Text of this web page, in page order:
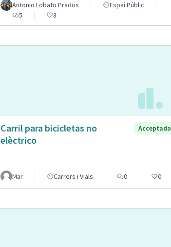
Antonio Lobato Prados
Espai Públic
5
8
Carril para bicicletas no
elèctrico
Acceptada
Mar Carrers i Vials 0 0